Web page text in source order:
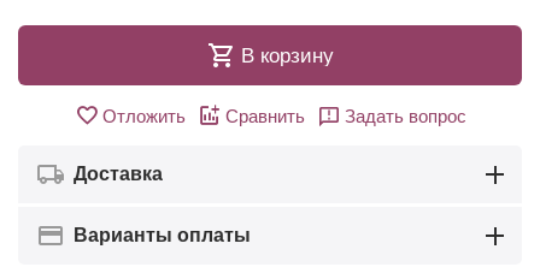
В корзину
Отложить Сравнить Задать вопрос
Доставка
Варианты оплаты